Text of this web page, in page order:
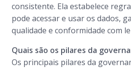
consistente. Ela estabelece
pode acessar e usar os dados,
qualidade e conformidade com
Quais são os pilares da
Os principais pilares da